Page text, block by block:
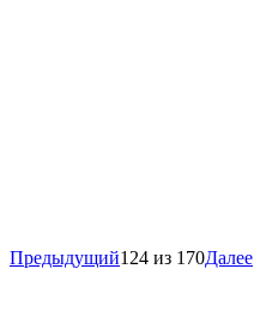
Предыдущий124 из 170Далее